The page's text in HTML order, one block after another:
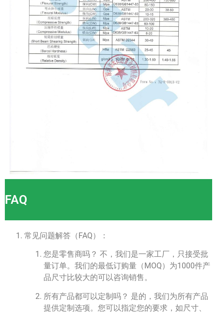
FAQ
常见问题解答（FAQ）：
您是零售商吗？ 不，我们是一家工厂，只接受批
量订单。我们的最低订购量（MOQ）为1000件产
品尺寸比较大的可以咨询销售。
所有产品都可以定制吗？ 是的，我们为所有产品
提供定制选项。您可以指定您的要求，如尺寸、